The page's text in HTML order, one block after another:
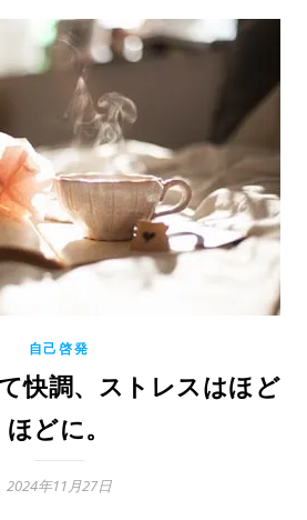
自己啓発
快調、ストレスはほど
ほどに。
2024年11月27日